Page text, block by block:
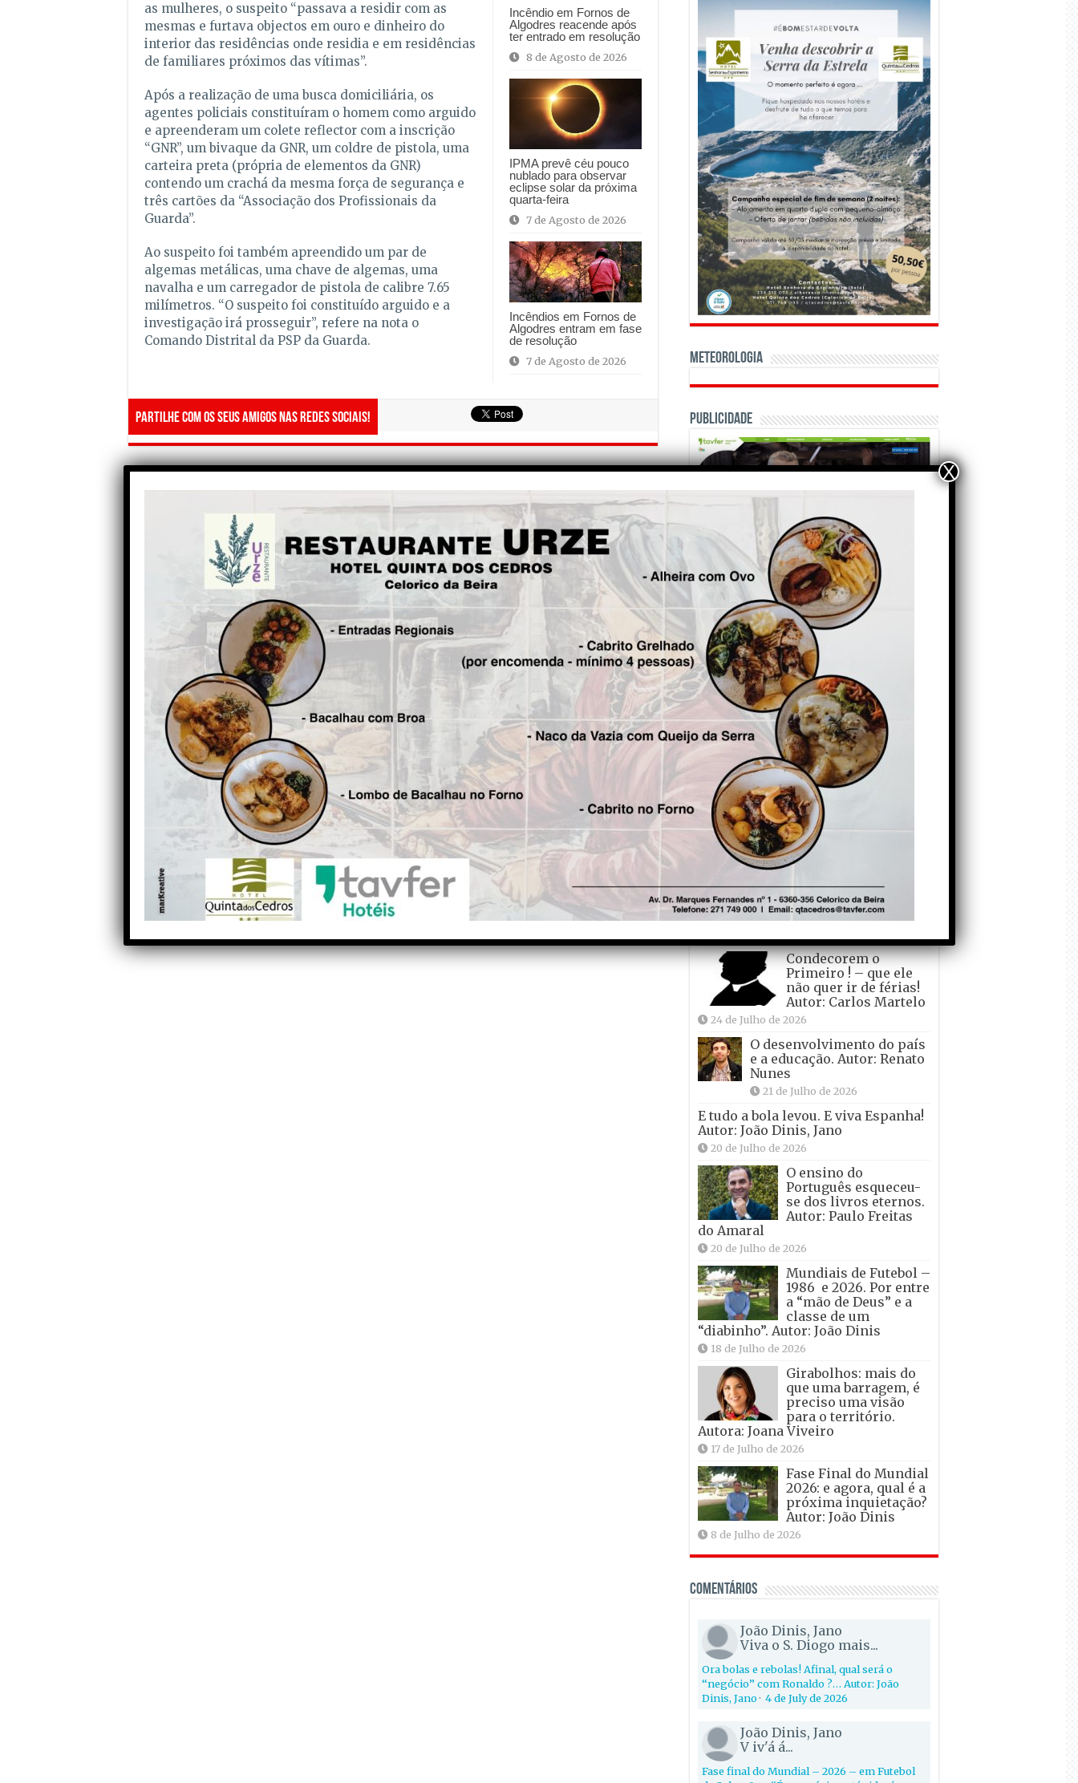
Incêndio em Fornos de
Algodres reacende após
ter entrado em resolução
8 de Agosto de 2026
IPMA prevê céu pouco
nublado para observar
eclipse solar da próxima
quarta-feira
7 de Agosto de 2026
Incêndios em Fornos de
Algodres entram em fase
de resolução
7 de Agosto de 2026
as mulheres, o suspeito “passava a residir com as
mesmas e furtava objectos em ouro e dinheiro do
interior das residências onde residia e em residências
de familiares próximos das vítimas”.
Após a realização de uma busca domiciliária, os
agentes policiais constituíram o homem como arguido
e apreenderam um colete reflector com a inscrição
“GNR”, um bivaque da GNR, um coldre de pistola, uma
carteira preta (própria de elementos da GNR)
contendo um crachá da mesma força de segurança e
três cartões da “Associação dos Profissionais da
Guarda”.
Ao suspeito foi também apreendido um par de
algemas metálicas, uma chave de algemas, uma
navalha e um carregador de pistola de calibre 7.65
milímetros. “O suspeito foi constituído arguido e a
investigação irá prosseguir”, refere na nota o
Comando Distrital da PSP da Guarda.
Partilhe com os seus amigos nas redes sociais!
Anterior
Casos de COVID disparam
Oliveira do Hospital
Seg.
Mortágua, Coimbra e
Cantanhede têm unidades
que trabalham no processo
de produção de vacinas
contra a COVID-19
Meteorologia
Publicidade
OPINIÃO E CRÓNICAS
Matraquilhos… Autor:
Fernando Roldão
6 de Agosto de 2026
A marca Sporting em
todo o mundo está a
crescer atrás de
Ronaldo. Autor: Paulo
Freitas do Amaral
5 de Agosto de 2026
Falso crescimento…
Autor: Nuno Pereira
1 de Agosto de 2026
Tadei Pogacar vence o
“Tour” – A “Volta a
França em Bicicleta”
pela quinta vez! Autor:
João Dinis
Condecorem o
Primeiro ! – que ele
não quer ir de férias!
Autor: Carlos Martelo
24 de Julho de 2026
O desenvolvimento do país
e a educação. Autor: Renato
Nunes
21 de Julho de 2026
E tudo a bola levou. E viva Espanha!
Autor: João Dinis, Jano
20 de Julho de 2026
O ensino do
Português esqueceu-
se dos livros eternos.
Autor: Paulo Freitas
do Amaral
20 de Julho de 2026
Mundiais de Futebol –
1986 e 2026. Por entre
a “mão de Deus” e a
classe de um
“diabinho”. Autor: João Dinis
18 de Julho de 2026
Girabolhos: mais do
que uma barragem, é
preciso uma visão
para o território.
Autora: Joana Viveiro
17 de Julho de 2026
Fase Final do Mundial
2026: e agora, qual é a
próxima inquietação?
Autor: João Dinis
8 de Julho de 2026
Comentários
João Dinis, Jano
Viva o S. Diogo mais...
Ora bolas e rebolas! Afinal, qual será o
“negócio” com Ronaldo ?… Autor: João
Dinis, Jano· 4 de July de 2026
João Dinis, Jano
V iv'á á...
Fase final do Mundial – 2026 – em Futebol
X